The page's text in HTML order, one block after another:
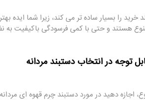
خرید را بسیار ساده ‌تر می ‌کند، زیرا شما
هستند و حتی با کمی فرسودگی باکیفیت به
توجه در انتخاب دستبند مردانه
اجازه دهید در مورد دستبند چرم قهوه ای